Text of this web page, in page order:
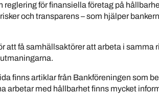
reglering för finansiella företag på
och transparens – som hjälper
att få samhällsaktörer att arbeta i samma
finns artiklar från Bankföreningen som
arbetar med hållbarhet finns mycket